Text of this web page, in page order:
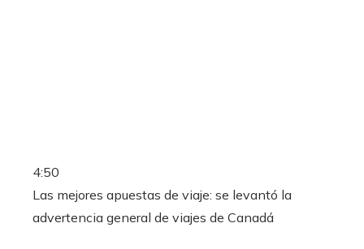
4:50
Las mejores apuestas de viaje: se levantó la
advertencia general de viajes de Canadá